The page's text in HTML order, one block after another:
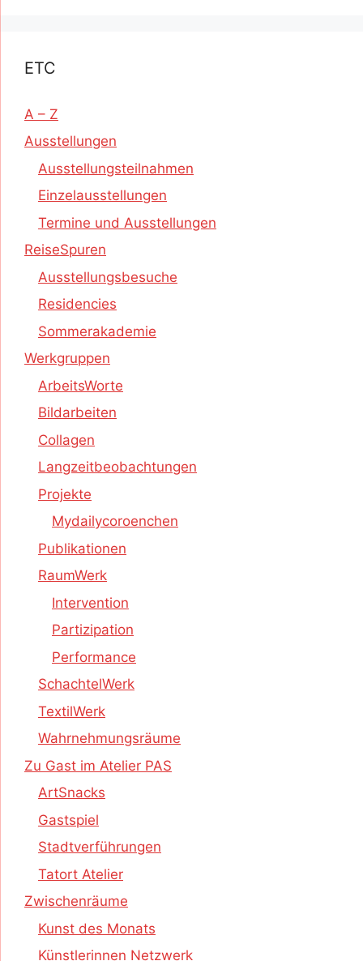
ETC
A – Z
Ausstellungen
Ausstellungsteilnahmen
Einzelausstellungen
Termine und Ausstellungen
ReiseSpuren
Ausstellungsbesuche
Residencies
Sommerakademie
Werkgruppen
ArbeitsWorte
Bildarbeiten
Collagen
Langzeitbeobachtungen
Projekte
Mydailycoroenchen
Publikationen
RaumWerk
Intervention
Partizipation
Performance
SchachtelWerk
TextilWerk
Wahrnehmungsräume
Zu Gast im Atelier PAS
ArtSnacks
Gastspiel
Stadtverführungen
Tatort Atelier
Zwischenräume
Kunst des Monats
Künstlerinnen Netzwerk